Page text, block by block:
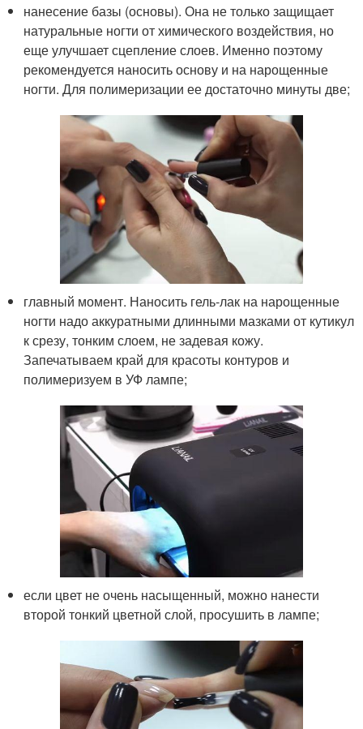
нанесение базы (основы). Она не только защищает
натуральные ногти от химического воздействия, но
еще улучшает сцепление слоев. Именно поэтому
рекомендуется наносить основу и на нарощенные
ногти. Для полимеризации ее достаточно минуты две;
главный момент. Наносить гель-лак на нарощенные
ногти надо аккуратными длинными мазками от кутикул
к срезу, тонким слоем, не задевая кожу.
Запечатываем край для красоты контуров и
полимеризуем в УФ лампе;
если цвет не очень насыщенный, можно нанести
второй тонкий цветной слой, просушить в лампе;